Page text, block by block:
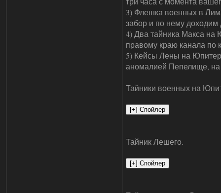
3) Флешка военных в
забор и по нему доходим
4) Два тайника Макса на
правому краю канала по
5) Кейсы Лены на
аномалией Пепелище, на
Тайники военных на
Тайник Лешего.